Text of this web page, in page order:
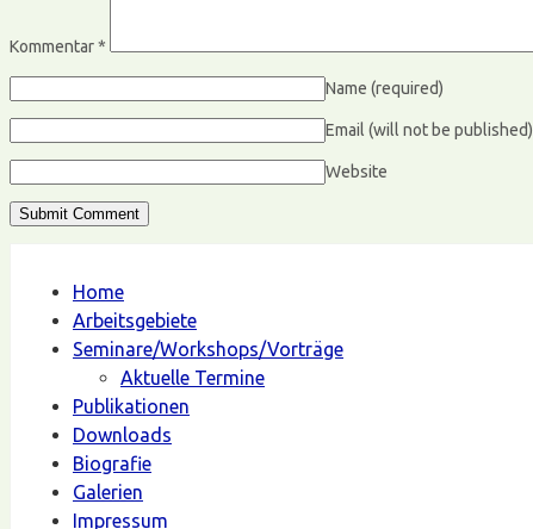
Kommentar*
Name (required)
Email (will not be published)
Website
Home
Arbeitsgebiete
Seminare/Workshops/Vorträge
Aktuelle Termine
Publikationen
Downloads
Biografie
Galerien
Impressum